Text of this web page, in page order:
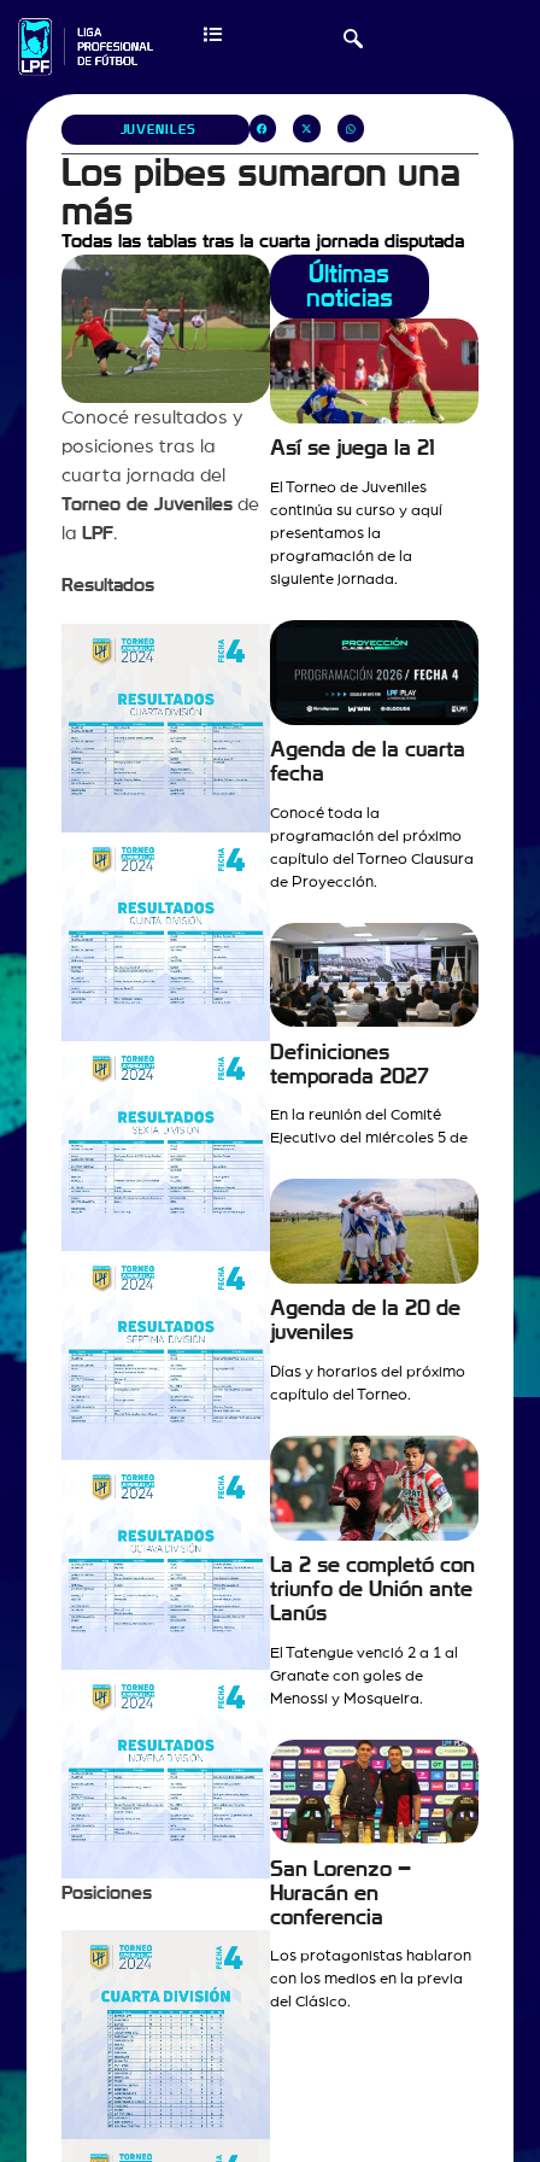
JUVENILES
Los pibes sumaron una
más
Todas las tablas tras la cuarta jornada disputada
Conocé resultados y
posiciones tras la
cuarta jornada del
Torneo de Juvenilesde
la LPF.
Resultados
Posiciones
Últimas
noticias
Así se juega la 21
El Torneo de Juveniles
continúa su curso y aquí
presentamos la
programación de la
siguiente jornada.
Agenda de la cuarta
fecha
Conocé toda la
programación del próximo
capítulo del Torneo Clausura
de Proyección.
Definiciones
temporada 2027
En la reunión del Comité
Ejecutivo del miércoles 5 de
Agenda de la 20 de
juveniles
Días y horarios del próximo
capítulo del Torneo.
La 2 se completó con
triunfo de Unión ante
Lanús
El Tatengue venció 2 a 1 al
Granate con goles de
Menossi y Mosqueira.
San Lorenzo –
Huracán en
conferencia
Los protagonistas hablaron
con los medios en la previa
del Clásico.